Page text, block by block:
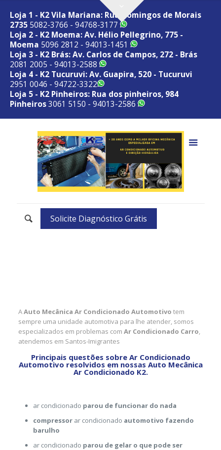
Loja 1 - K2 Vila Mariana: Rua Domingos de Morais
2735 5082-3766 - 94768-3177
Loja 2 - K2 Moema: Av. Hélio Pellegrino, 775 -
Moema 5096 2812 - 94013-1451
Loja 3 - K2 Brás: Av. Carlos de Campos, 272 - Brás
2081 2005 - 94013-2588
Loja 4 - K2 Tucuruvi: Av. Guapira, 520 - Tucuruvi
2951 0046 - 94722-3322
Loja 5 - K2 Pinheiros: Rua dos pinheiros, 984
Pinheiros3061 5150 - 94013-2586
Solicite Diagnóstico Grátis
AAuto Mecânica Ar Condicionado Automotivo tem
sempre uma unidade automotiva para lhe atender, somos
especializados em problemas comAr Condicionado Carro,
atendemos em Santos-Imigrantes
Principais questões sobre Ar Condicionado
Automotivo resolvidos em nossas Auto Mecânica
Ar Condicionado K2.
ar condicionado parou de funcionar do nada
compressor ar condicionado automotivo fazendo
barulho
ar condicionado parou de gelar o que pode ser